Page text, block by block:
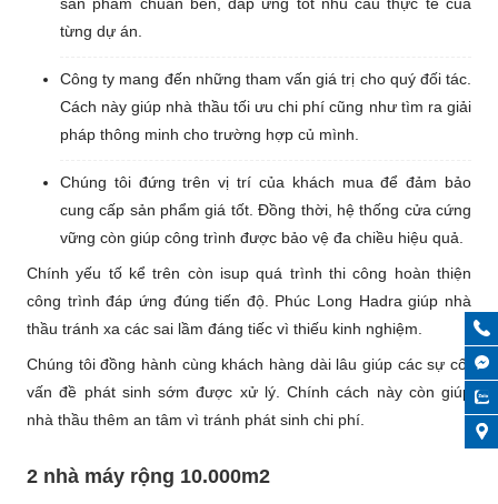
sản phẩm chuẩn bền, đáp ứng tốt nhu cầu thực tế của
từng dự án.
Công ty mang đến những tham vấn giá trị cho quý đối tác.
Cách này giúp nhà thầu tối ưu chi phí cũng như tìm ra giải
pháp thông minh cho trường hợp củ mình.
Chúng tôi đứng trên vị trí của khách mua để đảm bảo
cung cấp sản phẩm giá tốt. Đồng thời, hệ thống cửa cứng
vững còn giúp công trình được bảo vệ đa chiều hiệu quả.
Chính yếu tố kể trên còn isup quá trình thi công hoàn thiện
công trình đáp ứng đúng tiến độ. Phúc Long Hadra giúp nhà
thầu tránh xa các sai lầm đáng tiếc vì thiếu kinh nghiệm.
Chúng tôi đồng hành cùng khách hàng dài lâu giúp các sự cố,
vấn đề phát sinh sớm được xử lý. Chính cách này còn giúp
nhà thầu thêm an tâm vì tránh phát sinh chi phí.
2 nhà máy rộng 10.000m2